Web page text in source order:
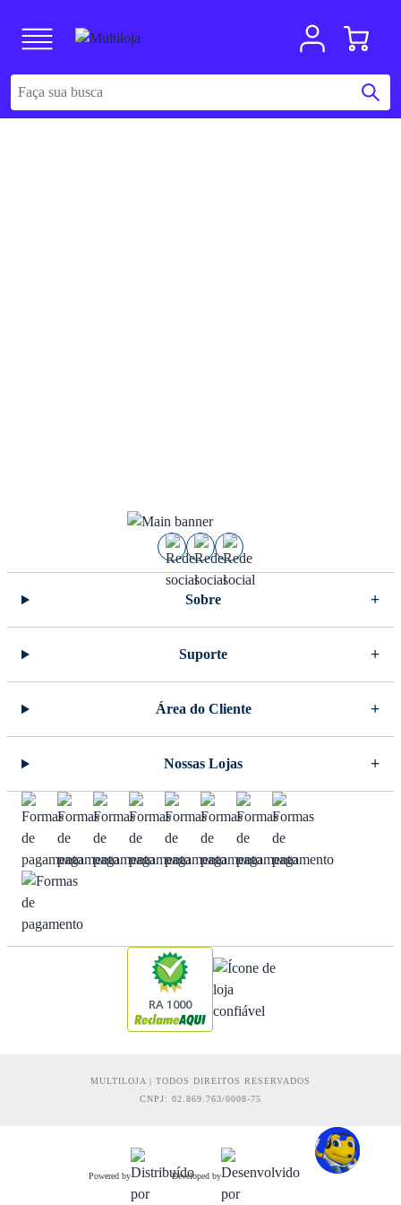
Sobre
Suporte
Área do Cliente
Nossas Lojas
RA 1000
MULTILOJA | TODOS DIREITOS RESERVADOS
CNPJ: 02.869.763/0008-75
Powered by Developed by